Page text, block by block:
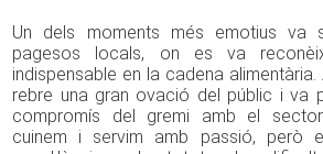
Un dels moments més emotius va
pagesos locals, on es va
indispensable en la cadena
rebre una gran ovació del públic i va
compromís del gremi amb el sector
cuinem i servim amb passió, però